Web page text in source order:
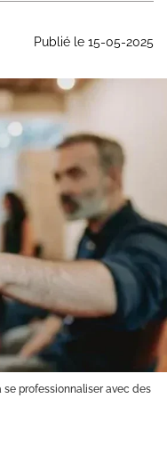
Publié le 15-05-2025
professionnaliser avec des